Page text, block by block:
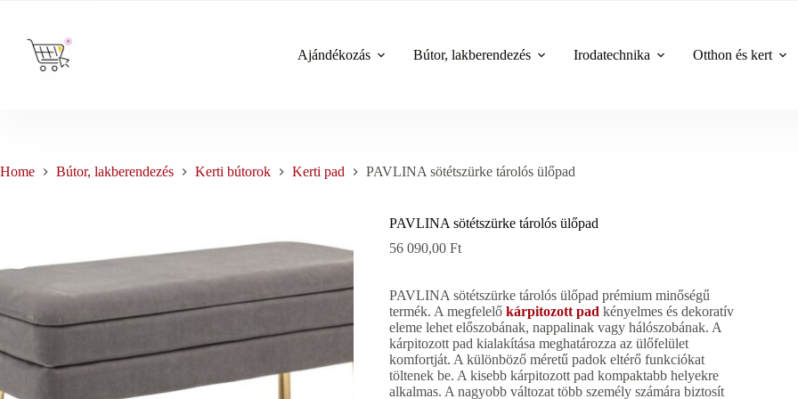
content
Ajándékozás
Bútor, lakberendezés Irodatechnika Otthon és kert
Home Bútor, lakberendezés Kerti bútorok Kerti pad PAVLINA sötétszürke tárolós ülőpad
PAVLINA sötétszürke tárolós ülőpad
56 090,00Ft
PAVLINA sötétszürke tárolós ülőpad prémium minőségű
termék. A megfelelőkárpitozott pad kényelmes és dekoratív
eleme lehet előszobának, nappalinak vagy hálószobának. A
kárpitozott pad kialakítása meghatározza az ülőfelület
komfortját. A különböző méretű padok eltérő funkciókat
töltenek be. A kisebb kárpitozott pad kompaktabb helyekre
alkalmas. A nagyobb változat több személy számára biztosít